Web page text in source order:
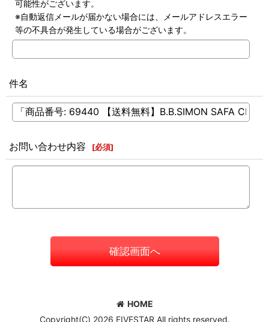
可能性がございます。
※自動返信メールが届かない場合には、メールアドレスエラー
等の不具合が発生している場合がございます。
件名
お問い合わせ内容 [必須]
確認画面へ
HOME
Copyright(C) 2026 FIVESTAR All rights reserved.